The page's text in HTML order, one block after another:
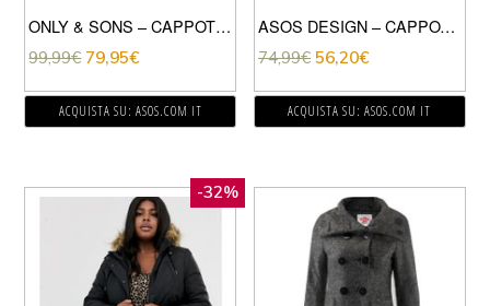
ONLY & SONS – CAPPOTTO IN CAMOSCIO SINTETICO CON FODERA IN PILE BORG-BEIGE
99,99€ 79,95€
ACQUISTA SU: ASOS.COM IT
ASOS DESIGN – CAPPOTTO CON COLLO SERAFINO IN PRINCIPE DI GALLES-MULTICOLORE
74,99€ 56,20€
ACQUISTA SU: ASOS.COM IT
-32%